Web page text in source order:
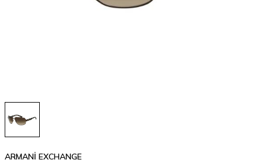
ARMANI EXCHANGE